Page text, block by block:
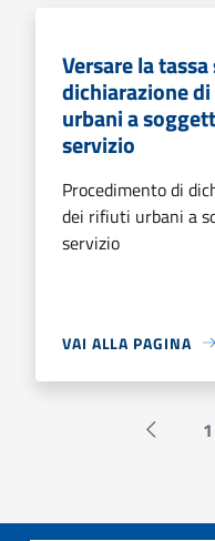
Versare la
dichiarazione
urbani a
servizio
Procedimento di
dei rifiuti urbani a
servizio
VAI ALLA PAGINA
Pagina 1